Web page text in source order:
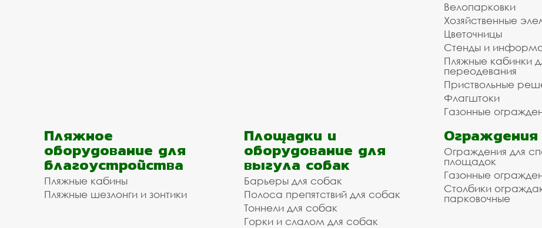
Велопарковки
Хозяйственные
Цветочницы
Стенды и
Пляжные кабинки
переодевания
Приствольные
Флагштоки
Газонные
Пляжное
оборудование для
благоустройства
Пляжные кабины
Пляжные шезлонги и зонтики
Площадки и
оборудование для
выгула собак
Барьеры для собак
Полоса препятствий для собак
Тоннели для собак
Горки и слалом для собак
Ограждения для
площадок
Газонные
Столбики
парковочные